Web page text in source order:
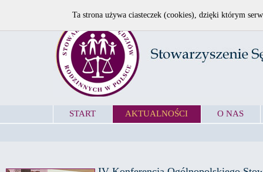
START AKTUALNOŚCI O NAS
Ta strona używa ciasteczek (cookies), dzięki którym